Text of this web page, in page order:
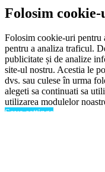
Folosim
Folosim cookie-uri pentru
pentru a analiza traficul.
publicitate și de analize
site-ul nostru. Acestia le
dvs. sau culese în urma
alegeti sa continuati sa
utilizarea modulelor
Save settings